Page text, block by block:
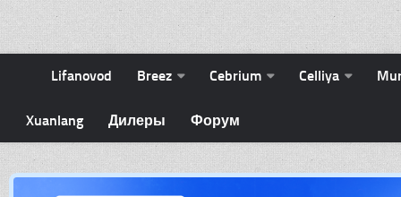
Lifanovod Breez Cebrium Celliya
Xuanlang Дилеры Форум